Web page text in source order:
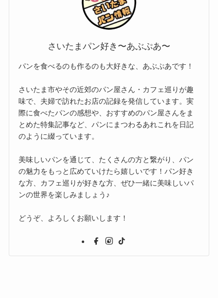
さいたまパン好き〜あぶぷあ〜
パンを食べるのも作るのも大好きな、あぶぷあです！
さいたま市やその近郊のパン屋さん・カフェ巡りが趣
味で、夫婦で訪れたお店の記録を発信しています。実
際に食べたパンの感想や、おすすめのパン屋さんをま
とめた特集記事など、パンにまつわるあれこれを日記
のように綴っています。
美味しいパンを通じて、たくさんの方と繋がり、パン
の魅力をもっと広めていけたら嬉しいです！パン好き
な方、カフェ巡りが好きな方、ぜひ一緒に美味しいパ
ンの世界を楽しみましょう♪
どうぞ、よろしくお願いします！